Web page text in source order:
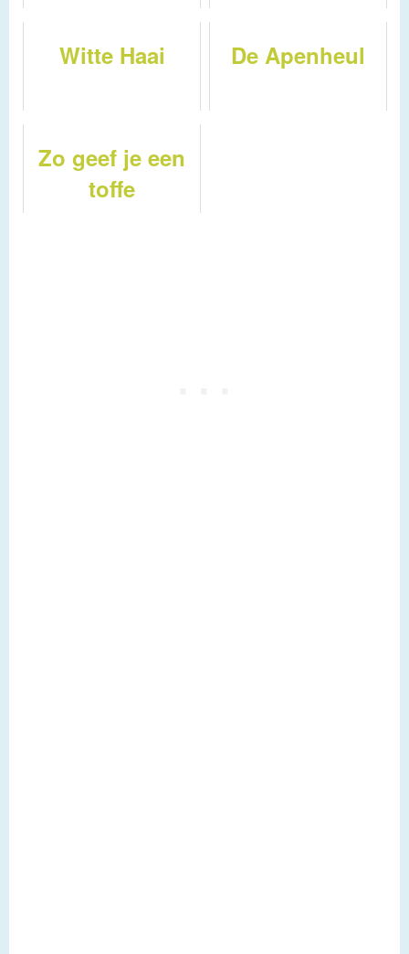
Witte Haai De Apenheul
Zo geef je een
toffe